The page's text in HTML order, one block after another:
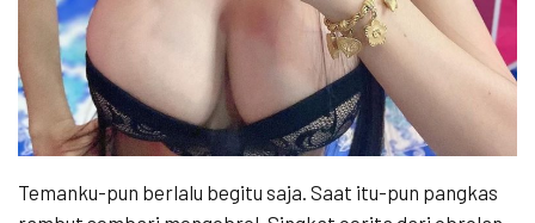
Temanku-pun berlalu begitu saja. Saat itu-pun pangkas